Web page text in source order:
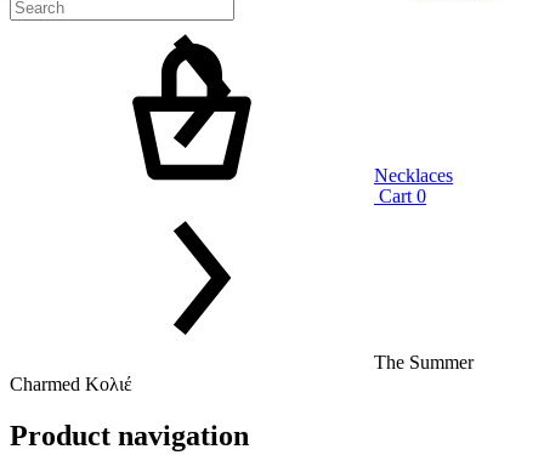
Cart 0
Necklaces
The Summer
Charmed Κολιέ
Product navigation